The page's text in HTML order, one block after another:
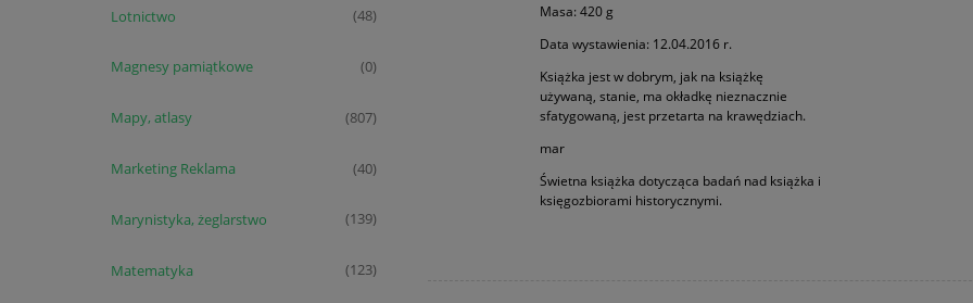
Lotnictwo (48)
Magnesy pamiątkowe (0)
Mapy, atlasy (807)
Marketing Reklama (40)
Marynistyka, żeglarstwo (139)
Matematyka (123)
Masa: 420 g
Data wystawienia: 12.04.2016 r.
Książka jest w dobrym, jak na książkę
używaną, stanie, ma okładkę nieznacznie
sfatygowaną, jest przetarta na krawędziach.
mar
Świetna książka dotycząca badań nad książka i
księgozbiorami historycznymi.